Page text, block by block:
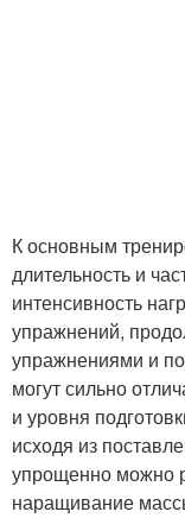
К основным
длительность и
интенсивность
упражнений,
упражнениями и
могут сильно
и уровня
исходя из
упрощенно можно
наращивание